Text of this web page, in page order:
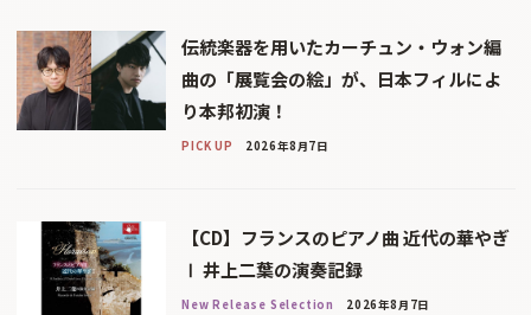
伝統楽器を用いたカーチュン・ウォン編
曲の「展覧会の絵」が、日本フィルによ
り本邦初演！
PICK UP 2026年8月7日
【CD】フランスのピアノ曲 近代の華やぎ
Ⅰ 井上二葉の演奏記録
New Release Selection 2026年8月7日